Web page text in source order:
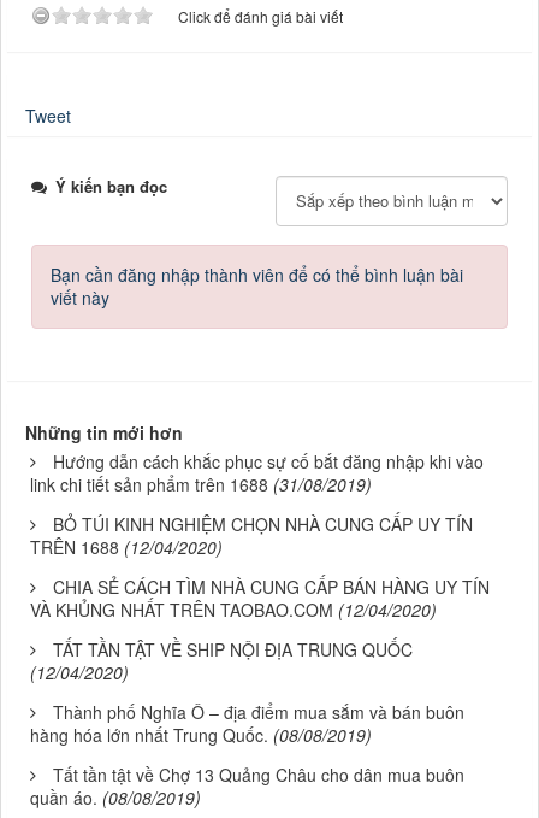
Click để đánh giá bài viết
Tweet
Ý kiến bạn đọc
Bạn cần đăng nhập thành viên để có thể bình luận bài
viết này
Những tin mới hơn
Hướng dẫn cách khắc phục sự cố bắt đăng nhập khi vào
link chi tiết sản phẩm trên 1688 (31/08/2019)
BỎ TÚI KINH NGHIỆM CHỌN NHÀ CUNG CẤP UY TÍN
TRÊN 1688 (12/04/2020)
CHIA SẺ CÁCH TÌM NHÀ CUNG CẤP BÁN HÀNG UY TÍN
VÀ KHỦNG NHẤT TRÊN TAOBAO.COM (12/04/2020)
TẤT TẦN TẬT VỀ SHIP NỘI ĐỊA TRUNG QUỐC
(12/04/2020)
Thành phố Nghĩa Ô – địa điểm mua sắm và bán buôn
hàng hóa lớn nhất Trung Quốc. (08/08/2019)
Tất tần tật về Chợ 13 Quảng Châu cho dân mua buôn
quần áo. (08/08/2019)